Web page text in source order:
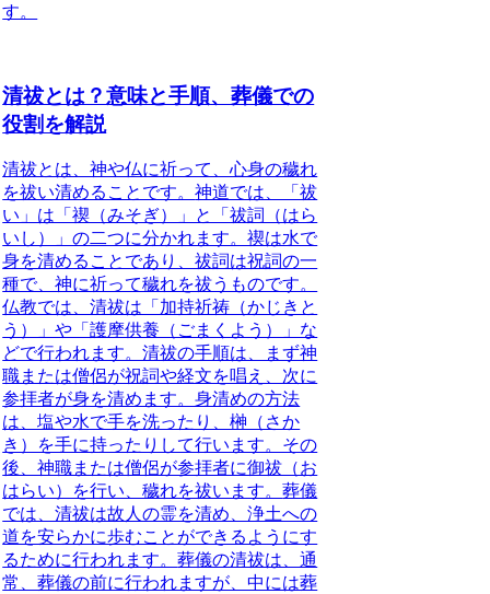
す。
清祓とは？意味と手順、葬儀での
役割を解説
清祓とは、神や仏に祈って、心身の穢れ
を祓い清めることです。神道では、「祓
い」は「禊（みそぎ）」と「祓詞（はら
いし）」の二つに分かれます。禊は水で
身を清めることであり、祓詞は祝詞の一
種で、神に祈って穢れを祓うものです。
仏教では、清祓は「加持祈祷（かじきと
う）」や「護摩供養（ごまくよう）」な
どで行われます。清祓の手順は、まず神
職または僧侶が祝詞や経文を唱え、次に
参拝者が身を清めます。身清めの方法
は、塩や水で手を洗ったり、榊（さか
き）を手に持ったりして行います。その
後、神職または僧侶が参拝者に御祓（お
はらい）を行い、穢れを祓います。葬儀
では、清祓は故人の霊を清め、浄土への
道を安らかに歩むことができるようにす
るために行われます。葬儀の清祓は、通
常、葬儀の前に行われますが、中には葬